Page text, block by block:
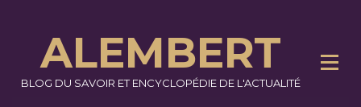
ALEMBERT
BLOG DU SAVOIR ET ENCYCLOPÉDIE DE L'ACTUALITÉ